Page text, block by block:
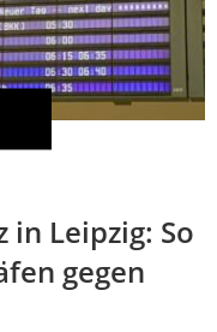
in Leipzig: So
gegen